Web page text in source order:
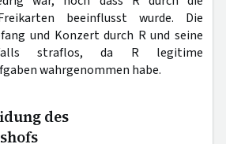
beeinflusst wurde. Die
und Konzert durch R und seine
straflos, da R legitime
wahrgenommen habe.
des